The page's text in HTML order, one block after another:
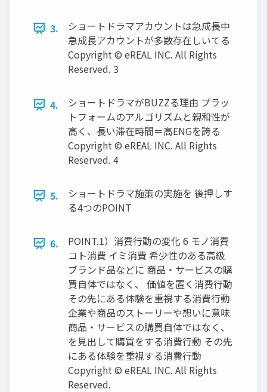
3.
ショートドラマアカウントは急成長中
急成長アカウントが多数存在しいてる
Copyright © eREAL INC. All Rights
Reserved. 3
4.
ショートドラマがBUZZる理由 プラッ
トフォームのアルゴリズムと親和性が
高く、長い滞在時間＝高ENGを誇る
Copyright © eREAL INC. All Rights
Reserved. 4
5.
ショートドラマ施策の実施を 後押しす
る4つのPOINT
6.
POINT.1）消費行動の変化 6 モノ消費
コト消費 イミ消費 希少性のある高級
ブランド品などに 商品・サービスの購
買自体ではなく、 価値を置く消費行動
その先にある体験を重視する消費行動
企業や商品のストーリーや想いに意味
商品・サービスの購買自体ではなく、
を見出して購買をする消費行動 その先
にある体験を重視する消費行動
Copyright © eREAL INC. All Rights
Reserved.